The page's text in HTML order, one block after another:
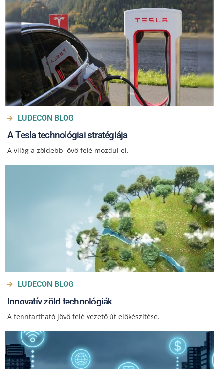
LUDECON BLOG
A Tesla technológiai stratégiája
A világ a zöldebb jövő felé mozdul el.
LUDECON BLOG
Innovatív zöld technológiák
A fenntartható jövő felé vezető út előkészítése.